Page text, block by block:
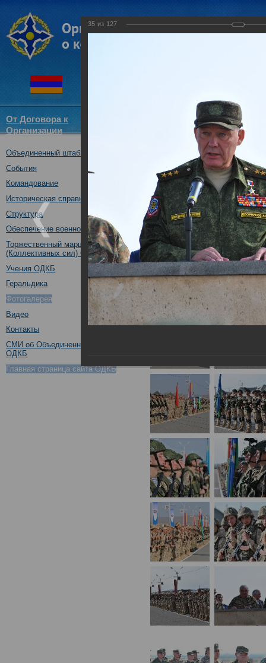
От Договора к
Организации
Новости
Объединенный штаб ОДКБ
События
Командование
Историческая справка
Структура
Обеспечение военной безопасности
Торжественный марш Войск
(Коллективных сил) ОДКБ
Учения ОДКБ
Геральдика
Фотогалерея
Видео
Контакты
СМИ об Объединенном штабе
ОДКБ
Главная страница сайта ОДКБ
Открытие совместного
09.10.2017
35 из 127